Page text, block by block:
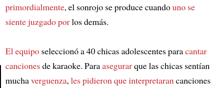
primordialmente, el sonrojo se produce cuandouno se
siente juzgado porlos demás.
El equiposeleccionó a 40 chicas adolescentes paracantar
cancionesde karaoke. Paraasegurarque las chicas sentían
muchaverguenza, les pidieron que interpretaran canciones